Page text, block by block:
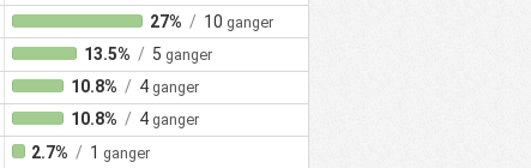
27% / 10 ganger
13.5% / 5 ganger
10.8% / 4 ganger
10.8% / 4 ganger
2.7% / 1 ganger